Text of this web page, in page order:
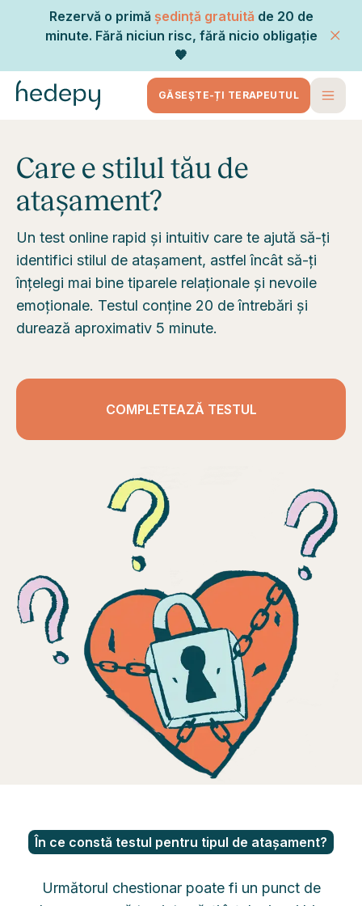
Rezervă o primă ședință gratuită de 20 de
minute. Fără niciun risc, fără nicio obligație
🧡
GĂSEȘTE-ȚI TERAPEUTUL
Care e stilul tău de
atașament?
Un test online rapid și intuitiv care te ajută să-ți
identifici stilul de atașament, astfel încât să-ți
înțelegi mai bine tiparele relaționale și nevoile
emoționale. Testul conține 20 de întrebări și
durează aproximativ 5 minute.
COMPLETEAZĂ TESTUL
În ce constă testul pentru tipul de atașament?
Următorul chestionar poate fi un punct de